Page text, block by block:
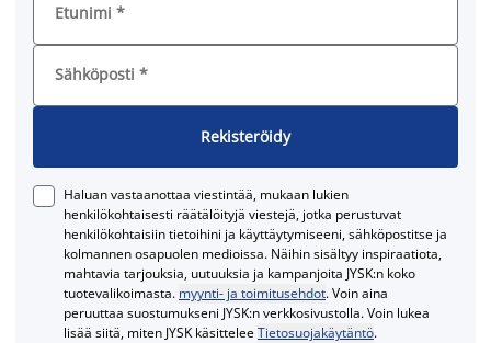
Etunimi *
Sähköposti *
Rekisteröidy
Haluan vastaanottaa viestintää, mukaan lukien
henkilökohtaisesti räätälöityjä viestejä, jotka perustuvat
henkilökohtaisiin tietoihini ja käyttäytymiseeni, sähköpostitse ja
kolmannen osapuolen medioissa. Näihin sisältyy inspiraatiota,
mahtavia tarjouksia, uutuuksia ja kampanjoita JYSK:n koko
tuotevalikoimasta. myynti- ja toimitusehdot. Voin aina
peruuttaa suostumukseni JYSK:n verkkosivustolla. Voin lukea
lisää siitä, miten JYSK käsitteleeTietosuojakäytäntö.